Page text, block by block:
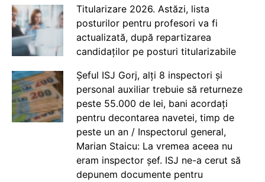
Titularizare 2026. Astăzi, lista
posturilor pentru profesori va fi
actualizată, după repartizarea
candidaților pe posturi titularizabile
Șeful ISJ Gorj, alți 8 inspectori și
personal auxiliar trebuie să returneze
peste 55.000 de lei, bani acordați
pentru decontarea navetei, timp de
peste un an / Inspectorul general,
Marian Staicu: La vremea aceea nu
eram inspector șef. ISJ ne-a cerut să
depunem documente pentru